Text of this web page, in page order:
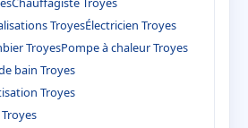
TroyesÉlectricien Troyes
TroyesPompe à chaleur Troyes
bain Troyes
Troyes